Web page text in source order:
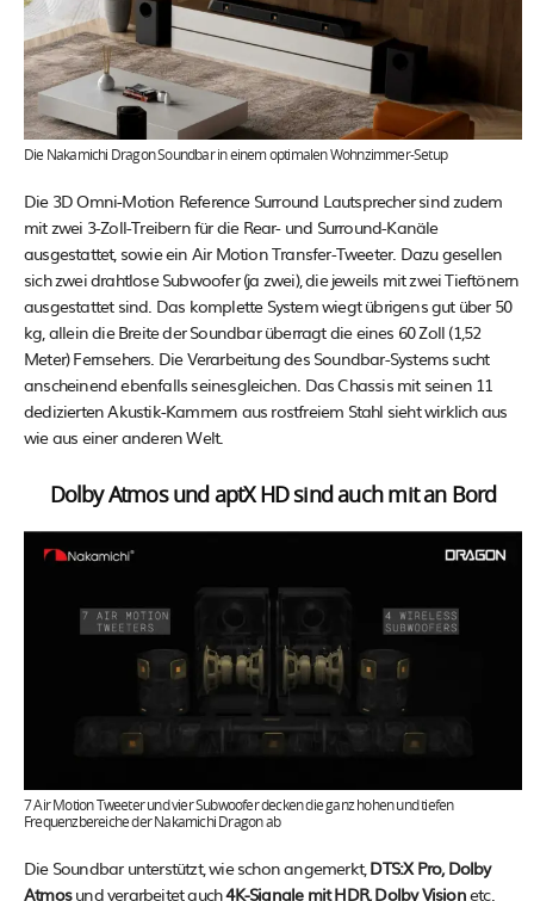
Die Nakamichi Dragon Soundbar in einem optimalen Wohnzimmer-Setup
Die 3D Omni-Motion Reference Surround Lautsprecher sind zudem
mit zwei 3-Zoll-Treibern für die Rear- und Surround-Kanäle
ausgestattet, sowie ein Air Motion Transfer-Tweeter. Dazu gesellen
sich zwei drahtlose Subwoofer (ja zwei), die jeweils mit zwei Tieftönern
ausgestattet sind. Das komplette System wiegt übrigens gut über 50
kg, allein die Breite der Soundbar überragt die eines 60 Zoll (1,52
Meter) Fernsehers. Die Verarbeitung des Soundbar-Systems sucht
anscheinend ebenfalls seinesgleichen. Das Chassis mit seinen 11
dedizierten Akustik-Kammern aus rostfreiem Stahl sieht wirklich aus
wie aus einer anderen Welt.
Dolby Atmos und aptX HD sind auch mit an Bord
7 Air Motion Tweeter und vier Subwoofer decken die ganz hohen und tiefen
Frequenzbereiche der Nakamichi Dragon ab
Die Soundbar unterstützt, wie schon angemerkt,DTS:X Pro, Dolby
Atmosund verarbeitet auch4K-Signale mit HDR, Dolby Visionetc.